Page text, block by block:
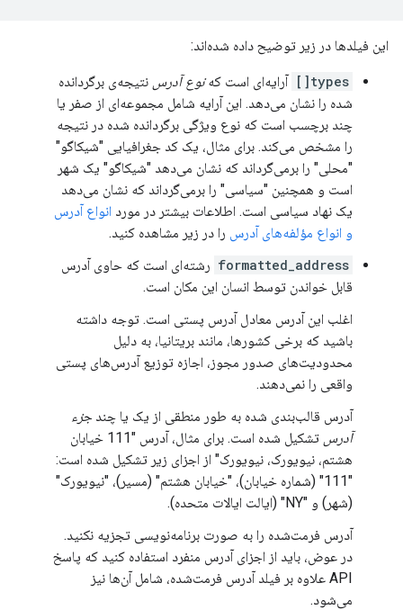
این فیلدها در زیر توضیح داده شده‌اند:
types[] آرایه‌ای است کهنوع آدرس نتیجه‌ی برگردانده
شده را نشان می‌دهد. این آرایه شامل مجموعه‌ای از صفر یا
چند برچسب است که نوع ویژگی برگردانده شده در نتیجه
را مشخص می‌کند. برای مثال، یک کد جغرافیایی "شیکاگو"
"محلی" را برمی‌گرداند که نشان می‌دهد "شیکاگو" یک شهر
است و همچنین "سیاسی" را برمی‌گرداند که نشان می‌دهد
یک نهاد سیاسی است. اطلاعات بیشتر در مورد انواع آدرس
و انواع مؤلفه‌های آدرس را در زیر مشاهده کنید.
formatted_address رشته‌ای است که حاوی آدرس
قابل خواندن توسط انسان این مکان است.
اغلب این آدرس معادل آدرس پستی است. توجه داشته
باشید که برخی کشورها، مانند بریتانیا، به دلیل
محدودیت‌های صدور مجوز، اجازه توزیع آدرس‌های پستی
واقعی را نمی‌دهند.
آدرس قالب‌بندی شده به طور منطقی از یک یا چند جزء
آدرس
تشکیل شده است. برای مثال، آدرس "111 خیابان
هشتم، نیویورک، نیویورک" از اجزای زیر تشکیل شده است:
"111" (شماره خیابان)، "خیابان هشتم" (مسیر)، "نیویورک"
(شهر) و "NY" (ایالت ایالات متحده).
آدرس فرمت‌شده را به صورت برنامه‌نویسی تجزیه نکنید.
در عوض، باید از اجزای آدرس منفرد استفاده کنید که پاسخ
API علاوه بر فیلد آدرس فرمت‌شده، شامل آن‌ها نیز
می‌شود.